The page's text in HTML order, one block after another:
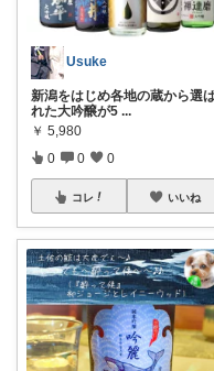
Usuke
新潟をはじめ各地の蔵から選
れた大吟醸が5 ...
￥ 5,980
0 0 0
コレ いいね